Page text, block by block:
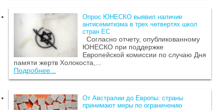
Опрос ЮНЕСКО выявил наличие
антисемитизма в трех четвертях школ
стран ЕС
Согласно отчету, опубликованному
ЮНЕСКО при поддержке
Европейской комиссии по случаю Дня
памяти жертв Холокоста,...
Подробнее...
От Австралии до Европы: страны
принимают меры по ограничению